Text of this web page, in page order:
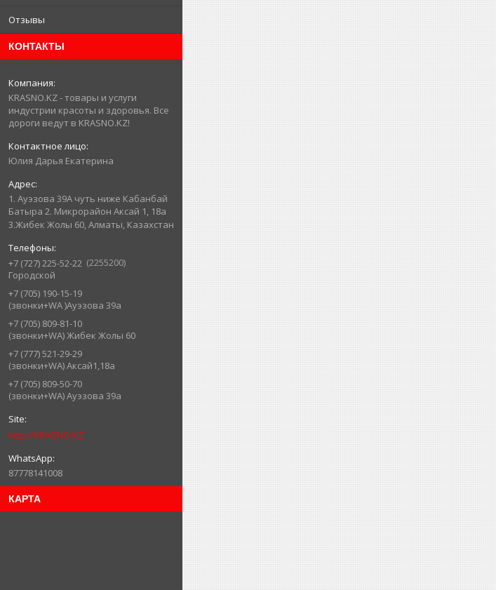
Отзывы
КОНТАКТЫ
KRASNO.KZ - товары и услуги
индустрии красоты и здоровья. Все
дороги ведут в KRASNO.KZ!
Юлия Дарья Екатерина
1. Ауэзова 39А чуть ниже Кабанбай
Батыра ㅤㅤㅤㅤㅤㅤㅤㅤㅤㅤㅤㅤㅤㅤ2. ​Микрорайон Аксай 1, 18а
3.Жибек Жолы 60, Алматы, Казахстан
+7 (727) 225-52-22 2255200
Городской
+7 (705) 190-15-19
(звонки+WA )Ауэзова 39а
+7 (705) 809-81-10
(звонки+WA) Жибек Жолы 60
+7 (777) 521-29-29
(звонки+WA) Аксай1,18а
+7 (705) 809-50-70
(звонки+WA) Ауэзова 39а
http://KRASNO.KZ
87778141008
КАРТА